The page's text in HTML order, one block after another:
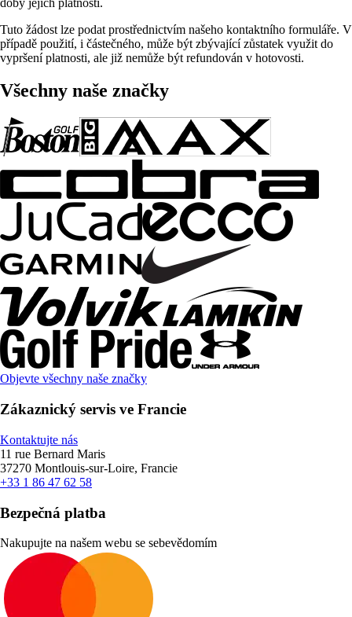
Tuto žádost lze podat prostřednictvím našeho kontaktního formuláře. V
případě použití, i částečného, může být zbývající zůstatek využit do
vypršení platnosti, ale již nemůže být refundován v hotovosti.
Všechny naše značky
Objevte všechny naše značky
Zákaznický servis ve Francie
Kontaktujte nás
11 rue Bernard Maris
37270 Montlouis-sur-Loire, Francie
+33 1 86 47 62 58
Bezpečná platba
Nakupujte na našem webu se sebevědomím